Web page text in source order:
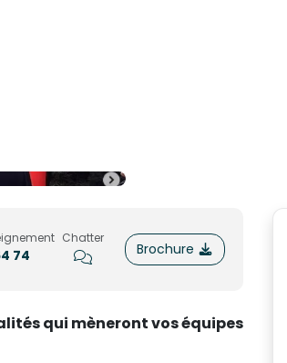
74
Chatter
Brochure
qui mèneront vos équipes